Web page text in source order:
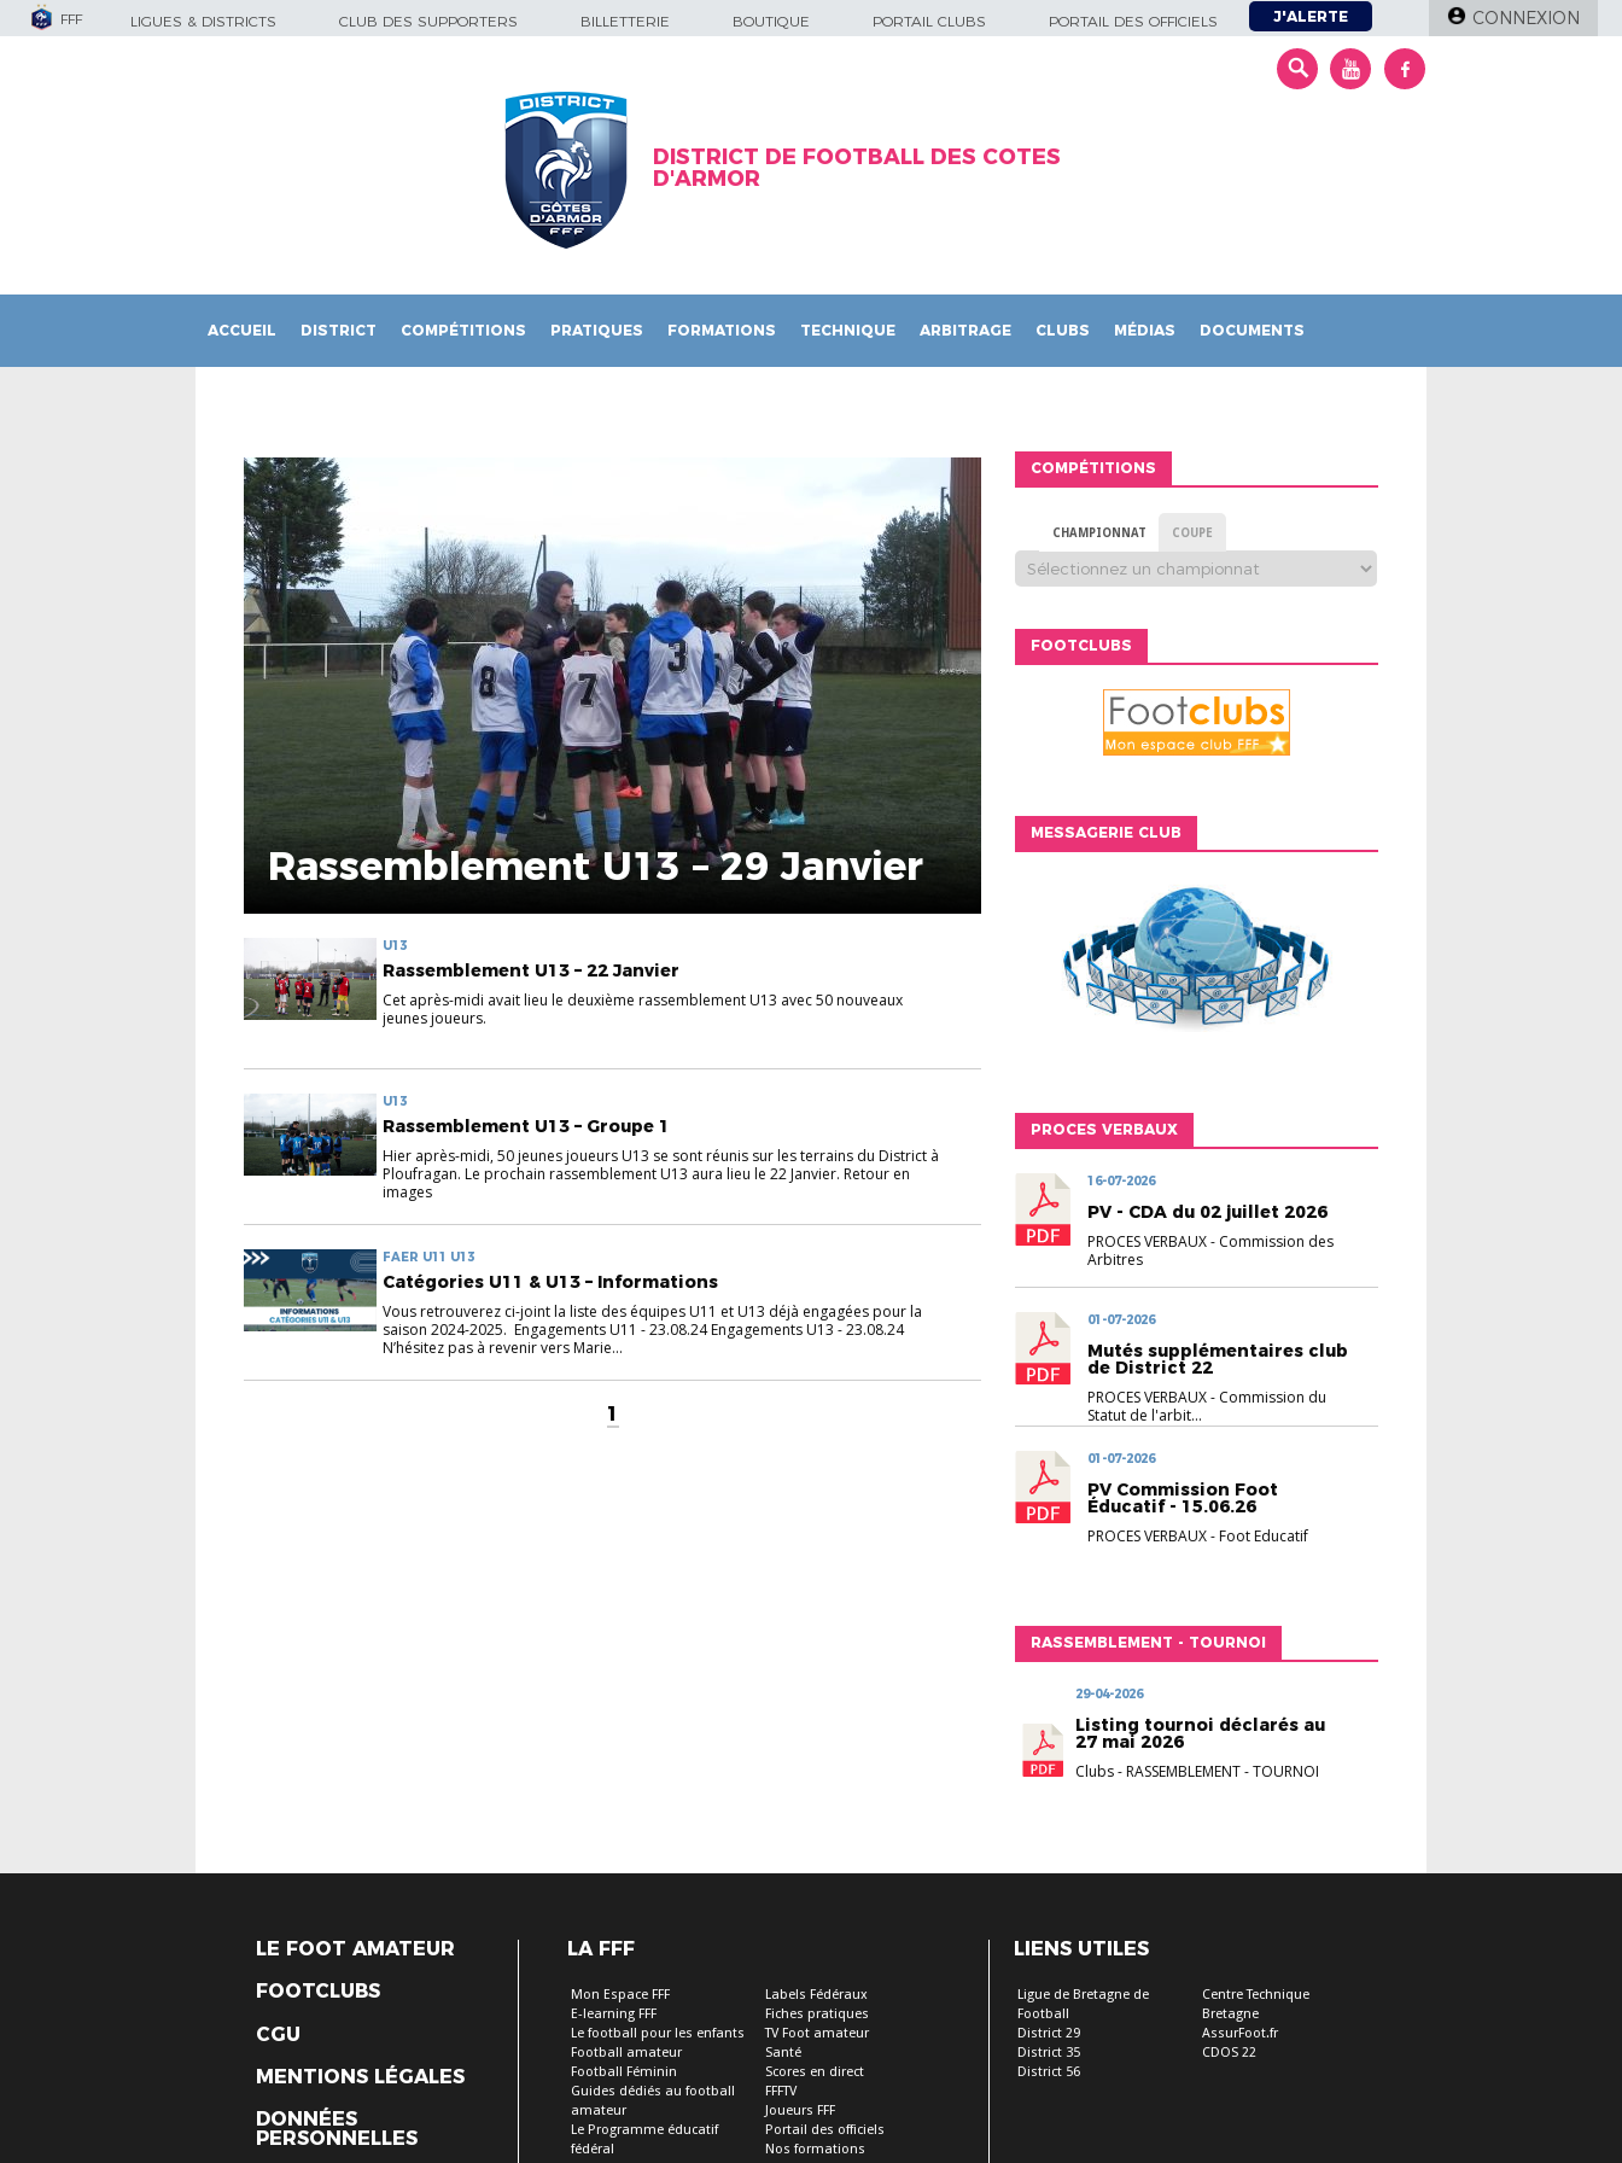
FFF LIGUES & DISTRICTS CLUB DES SUPPORTERS BILLETTERIE BOUTIQUE PORTAIL CLUBS PORTAIL DES OFFICIELS J'ALERTE CONNEXION
DISTRICT DE FOOTBALL DES COTES
D'ARMOR
ACCUEIL DISTRICT COMPÉTITIONS PRATIQUES FORMATIONS TECHNIQUE ARBITRAGE CLUBS MÉDIAS DOCUMENTS
Rassemblement U13 – 29 Janvier
U13
Rassemblement U13 – 22 Janvier
Cet après-midi avait lieu le deuxième rassemblement U13 avec 50 nouveaux
jeunes joueurs.
U13
Rassemblement U13 – Groupe 1
Hier après-midi, 50 jeunes joueurs U13 se sont réunis sur les terrains du District à
Ploufragan. Le prochain rassemblement U13 aura lieu le 22 Janvier. Retour en
images
FAER U11 U13
Catégories U11 & U13 – Informations
Vous retrouverez ci-joint la liste des équipes U11 et U13 déjà engagées pour la
saison 2024-2025. Engagements U11 - 23.08.24 Engagements U13 - 23.08.24
N’hésitez pas à revenir vers Marie...
1
COMPÉTITIONS
CHAMPIONNAT COUPE
FOOTCLUBS
MESSAGERIE CLUB
PROCES VERBAUX
16-07-2026
PV - CDA du 02 juillet 2026
PROCES VERBAUX- Commission des
Arbitres
01-07-2026
Mutés supplémentaires club
de District 22
PROCES VERBAUX- Commission du
Statut de l'arbit...
01-07-2026
PV Commission Foot
Éducatif - 15.06.26
PROCES VERBAUX- Foot Educatif
RASSEMBLEMENT - TOURNOI
29-04-2026
Listing tournoi déclarés au
27 mai 2026
Clubs- RASSEMBLEMENT - TOURNOI
LE FOOT AMATEUR
FOOTCLUBS
CGU
MENTIONS LÉGALES
DONNÉES
PERSONNELLES
LA FFF
Mon Espace FFF
E-learning FFF
Le football pour les enfants
Football amateur
Football Féminin
Guides dédiés au football
amateur
Le Programme éducatif
fédéral
Labels Fédéraux
Fiches pratiques
TV Foot amateur
Santé
Scores en direct
FFFTV
Joueurs FFF
Portail des officiels
Nos formations
LIENS UTILES
Ligue de Bretagne de
Football
District 29
District 35
District 56
Centre Technique
Bretagne
AssurFoot.fr
CDOS 22